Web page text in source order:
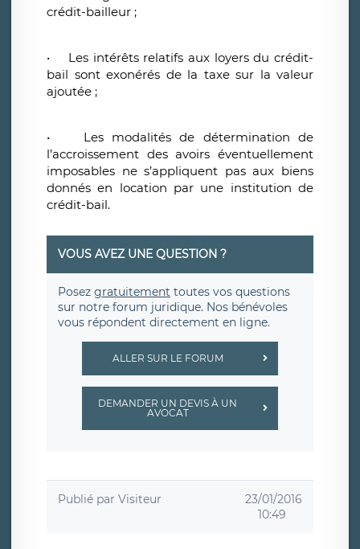
crédit-bailleur ;
• Les intérêts relatifs aux loyers du crédit-
bail sont exonérés de la taxe sur la valeur
ajoutée ;
• Les modalités de détermination de
l’accroissement des avoirs éventuellement
imposables ne s’appliquent pas aux biens
donnés en location par une institution de
crédit-bail.
VOUS AVEZ UNE QUESTION ?
Posez gratuitement toutes vos questions
sur notre forum juridique. Nos bénévoles
vous répondent directement en ligne.
ALLER SUR LE FORUM
DEMANDER UN DEVIS À UN
AVOCAT
Publié par Visiteur
23/01/2016
10:49